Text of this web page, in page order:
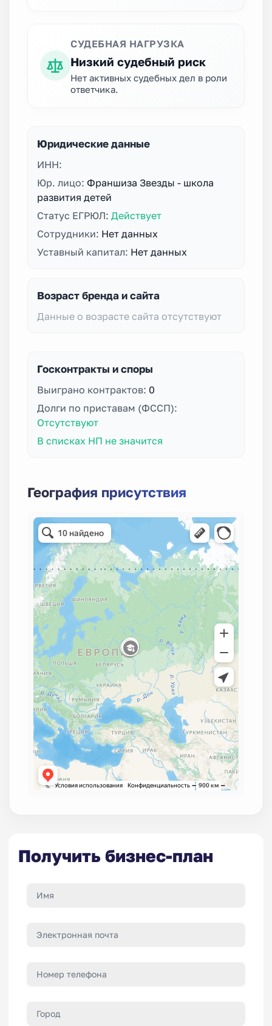
СУДЕБНАЯ НАГРУЗКА
Низкий судебный риск
Нет активных судебных дел в роли
ответчика.
Юридические данные
ИНН:
Юр. лицо: Франшиза Звезды - школа
развития детей
Статус ЕГРЮЛ: Действует
Сотрудники: Нет данных
Уставный капитал: Нет данных
Возраст бренда и сайта
Данные о возрасте сайта отсутствуют
Госконтракты и споры
Выиграно контрактов: 0
Долги по приставам (ФССП):
Отсутствуют
В списках НП не значится
География присутствия
Получить бизнес-план